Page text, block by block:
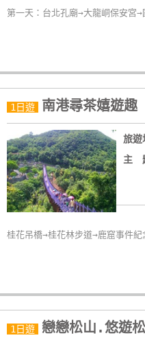
第一天：台北孔廟→大龍峒保安宮
1日遊 南港尋茶嬉遊趣
旅遊
主
桂花吊橋→桂花林步道→鹿窟事件紀
1日遊 戀戀松山.悠遊